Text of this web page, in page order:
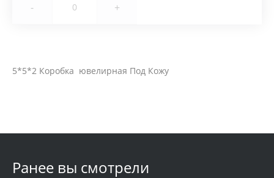
- +
5*5*2 Коробка ювелирная Под Кожу
Ранее вы смотрели